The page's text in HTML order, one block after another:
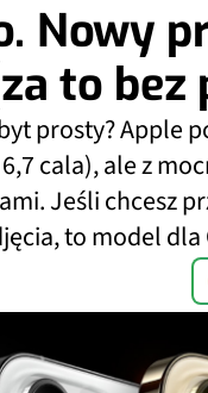
Nowy
to bez
prosty? Apple
cala), ale z
Jeśli chcesz
to model dla